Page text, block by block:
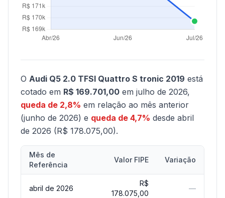
O Audi Q5 2.0 TFSI Quattro S tronic 2019 está
cotado em R$ 169.701,00 em julho de 2026,
queda de 2,8% em relação ao mês anterior
(junho de 2026) e queda de 4,7% desde abril
de 2026 (R$ 178.075,00).
Mês de
Referência
Valor FIPE Variação
abril de 2026
R$
178.075,00
—